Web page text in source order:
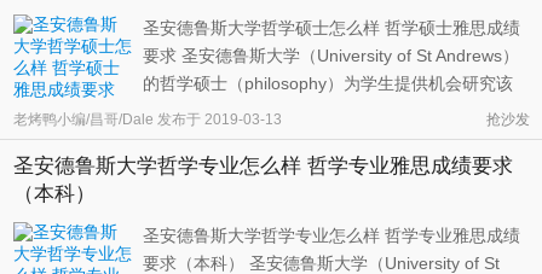
申请圣安的同学们。 老烤鸭小编对 ...
圣安德鲁斯大学哲学硕士怎么样 哲学硕士雅思成绩
要求 圣安德鲁斯大学（University of St Andrews）
的哲学硕士（philosophy）为学生提供机会研究该
科目内范围广阔的主题，以加深学生对该专业的理
解，并自由探索自己的兴趣所在。 哲学硕士专业优
势 根据2014年英国reasearch Excellence
老烤鸭小编/昌哥/Dale 发布于 2019-03-13 抢沙发
圣安德鲁斯大学哲学专业怎么样 哲学专业雅思成绩要求
（本科）
圣安德鲁斯大学哲学专业怎么样 哲学专业雅思成绩
要求（本科） 圣安德鲁斯大学（University of St